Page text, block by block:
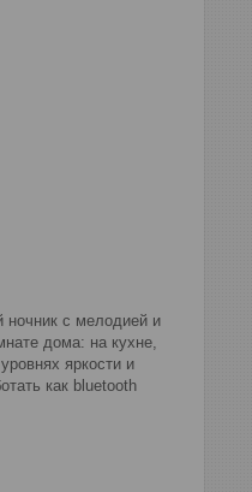
ночник с мелодией и
дома: на кухне,
яркости и
как bluetooth